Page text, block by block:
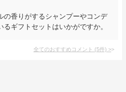
の香りがするシャンプーやコンデ
ギフトセットはいかがですか。
全てのおすすめコメント (5件) >